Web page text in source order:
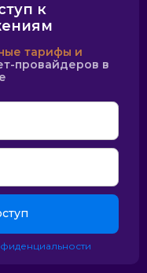
к
тарифы и
провайдеров в